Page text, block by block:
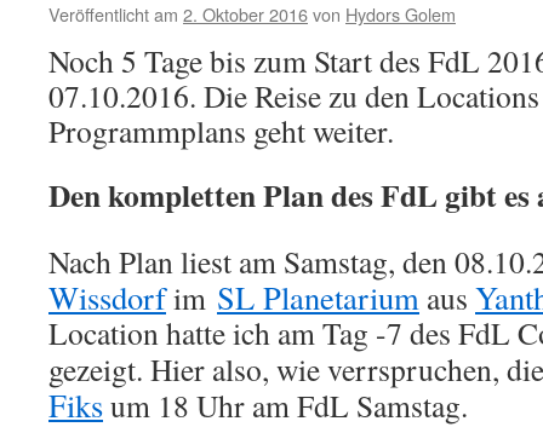
Veröffentlicht am 2. Oktober 2016von Hydors Golem
Noch 5 Tage bis zum Start des FdL
07.10.2016. Die Reise zu den
Programmplans geht weiter.
Den kompletten Plan des FdL gibt
Nach Plan liest am Samstag, den
Wissdorfim SL Planetarium aus
Location hatte ich am Tag -7 des FdL
gezeigt. Hier also, wie verrspruchen,
Fiksum 18 Uhr am FdL Samstag.